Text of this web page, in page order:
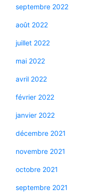
septembre 2022
août 2022
juillet 2022
mai 2022
avril 2022
février 2022
janvier 2022
décembre 2021
novembre 2021
octobre 2021
septembre 2021